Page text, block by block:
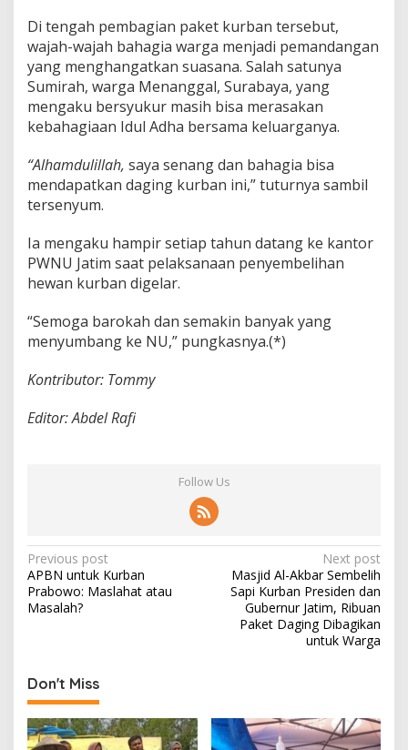
Di tengah pembagian paket kurban tersebut,
wajah-wajah bahagia warga menjadi pemandangan
yang menghangatkan suasana. Salah satunya
Sumirah, warga Menanggal, Surabaya, yang
mengaku bersyukur masih bisa merasakan
kebahagiaan Idul Adha bersama keluarganya.
“Alhamdulillah, saya senang dan bahagia bisa
mendapatkan daging kurban ini,” tuturnya sambil
tersenyum.
Ia mengaku hampir setiap tahun datang ke kantor
PWNU Jatim saat pelaksanaan penyembelihan
hewan kurban digelar.
“Semoga barokah dan semakin banyak yang
menyumbang ke NU,” pungkasnya.(*)
Kontributor: Tommy
Editor: Abdel Rafi
Follow Us
P
o
s
a
v
i
Previous post
APBN untuk Kurban
Prabowo: Maslahat atau
Masalah?
Next post
Masjid Al-Akbar Sembelih
Sapi Kurban Presiden dan
Gubernur Jatim, Ribuan
Paket Daging Dibagikan
untuk Warga
Don't Miss